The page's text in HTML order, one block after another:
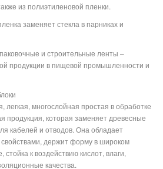
из полиэтиленовой пленки.
заменяет стекла в парниках и
и строительные ленты –
продукции в пищевой промышленности и
легкая, многослойная простая в обработке
продукция, которая заменяет древесные
кабелей и отводов. Она обладает
держит форму в широком
к воздействию кислот, влаги,
качества.